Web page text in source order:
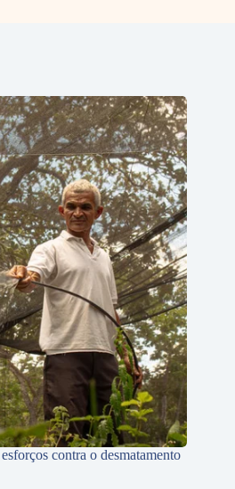
contra o desmatamento